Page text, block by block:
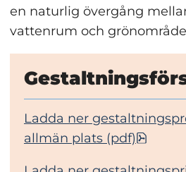
en naturlig övergång
vattenrum och
Ladda ner
allmän plats (pdf)
pdf,